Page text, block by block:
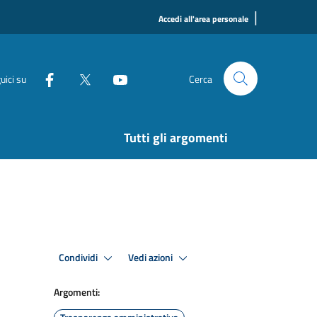
Accedi all'area personale |
su Cerca
Tutti gli argomenti
Condividi Vedi azioni
Argomenti: